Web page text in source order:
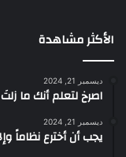
الأكثر مشاهدة
ديسمبر 21, 2024
‫اصرخ لتعلم أنك ما
ديسمبر 21, 2024
يجب أن أخترع نظاماً